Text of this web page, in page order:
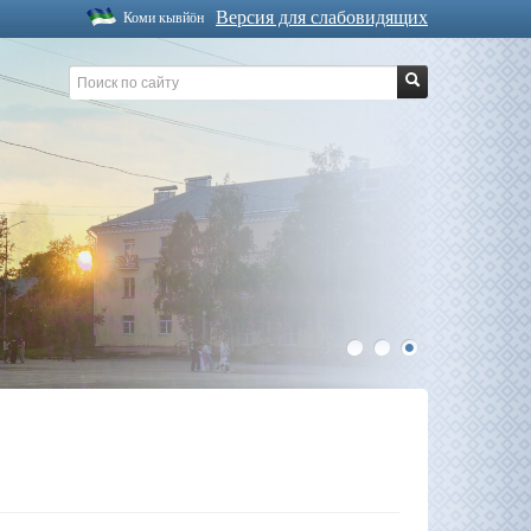
Версия для слабовидящих
Коми кывйöн
1 2 3